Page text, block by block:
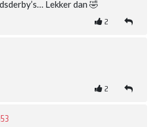
Lekker dan 🤣
2
2